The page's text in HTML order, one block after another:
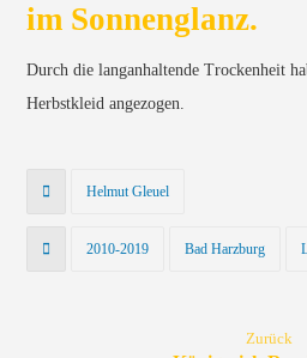
im Sonnenglanz.
Durch die langanhaltende Trockenheit
Herbstkleid angezogen.
Helmut Gleuel
2010-2019 Bad Harzburg
Zurück